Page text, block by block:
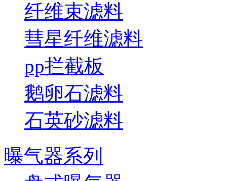
纤维束滤料
彗星纤维滤料
pp拦截板
鹅卵石滤料
石英砂滤料
曝气器系列